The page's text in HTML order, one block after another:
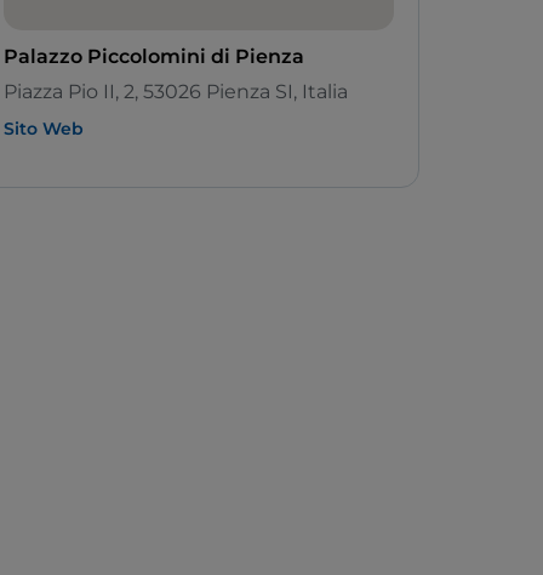
Palazzo Piccolomini di Pienza
Piazza Pio II, 2, 53026 Pienza SI, Italia
Sito Web